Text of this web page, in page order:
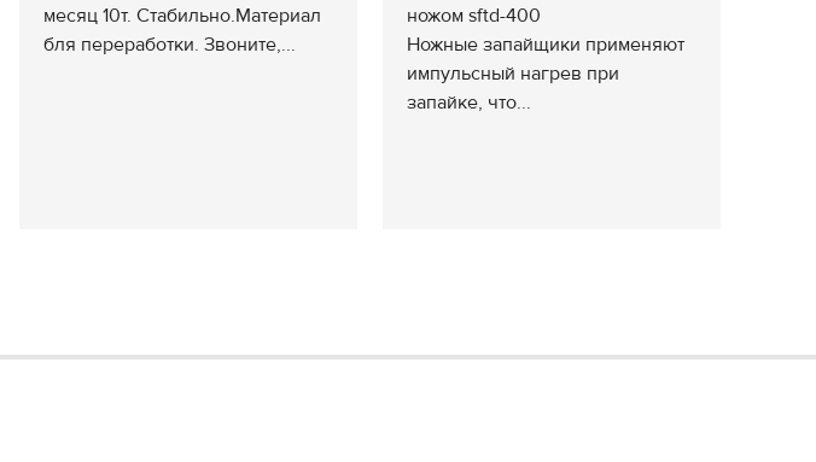
месяц 10т. Стабильно.Материал
бля переработки. Звоните,...
ножом sftd-400
Ножные запайщики применяют
импульсный нагрев при
запайке, что...